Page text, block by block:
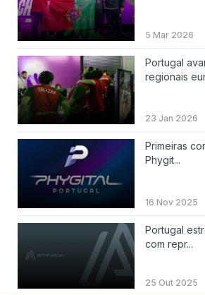
5 Mar 2026
Portugal
regionais
23 Jan 2026
Primeiras
Phygit...
16 Nov 2025
Portugal
com repr...
25 Out 2025